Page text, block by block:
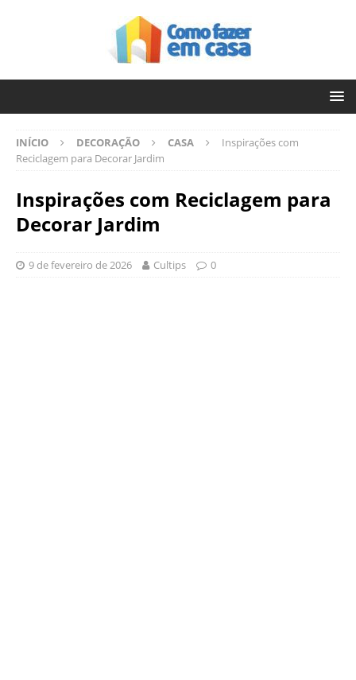
INÍCIO DECORAÇÃO CASA
Inspirações com
Reciclagem para Decorar Jardim
Inspirações com Reciclagem para
Decorar Jardim
9 de fevereiro de 2026 Cultips 0